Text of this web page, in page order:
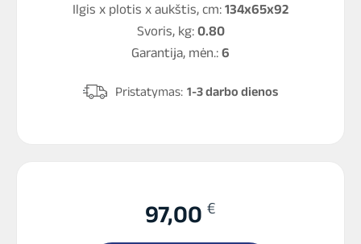
Ilgis x plotis x aukštis, cm: 134x65x92
Svoris, kg: 0.80
Garantija, mėn.: 6
Pristatymas: 1-3 darbo dienos
97,00 €